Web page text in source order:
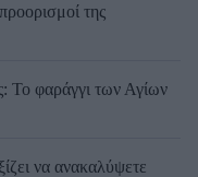
της
Το φαράγγι των Αγίων
να ανακαλύψετε